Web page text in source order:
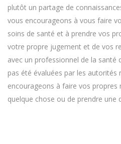
plutôt un partage de
vous encourageons à vous faire
soins de santé et à prendre vos
votre propre jugement et de vos
avec un professionnel de la santé
pas été évaluées par les autorités
encourageons à faire vos propres
quelque chose ou de prendre une